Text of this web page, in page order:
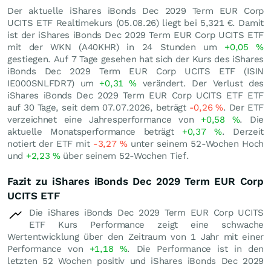
Der aktuelle iShares iBonds Dec 2029 Term EUR Corp
UCITS ETF Realtimekurs (05.08.26) liegt bei 5,321 €. Damit
ist der iShares iBonds Dec 2029 Term EUR Corp UCITS ETF
mit der WKN (A40KHR) in 24 Stunden um +0,05%
gestiegen. Auf 7 Tage gesehen hat sich der Kurs des iShares
iBonds Dec 2029 Term EUR Corp UCITS ETF (ISIN
IE000SNLFDR7) um +0,31% verändert. Der Verlust des
iShares iBonds Dec 2029 Term EUR Corp UCITS ETF ETF
auf 30 Tage, seit dem 07.07.2026, beträgt -0,26%. Der ETF
verzeichnet eine Jahresperformance von +0,58 %. Die
aktuelle Monatsperformance beträgt +0,37%. Derzeit
notiert der ETF mit -3,27 %unter seinem 52-Wochen Hoch
und +2,23%über seinem 52-Wochen Tief.
Fazit zu iShares iBonds Dec 2029 Term EUR Corp
UCITS ETF
Die iShares iBonds Dec 2029 Term EUR Corp UCITS
ETF Kurs Performance zeigt eine schwache
Wertentwicklung über den Zeitraum von 1 Jahr mit einer
Performance von +1,18 %. Die Performance ist in den
letzten 52 Wochen positiv und iShares iBonds Dec 2029